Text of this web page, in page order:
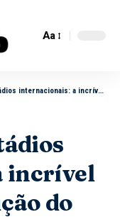
Aa
jornada da evolução do futebol, com Alan Landecker
incrível
do